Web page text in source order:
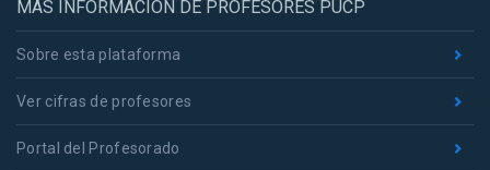
MÁS INFORMACIÓN DE PROFESORES PUCP
Sobre esta plataforma
Ver cifras de profesores
Portal del Profesorado